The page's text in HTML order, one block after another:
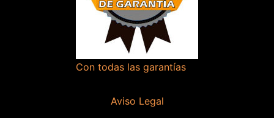
Con todas las garantías
Aviso Legal